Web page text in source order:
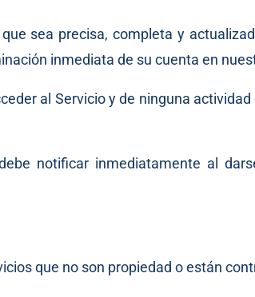
sea precisa, completa y
inmediata de su cuenta en
al Servicio y de ninguna
notificar inmediatamente al
que no son propiedad o están